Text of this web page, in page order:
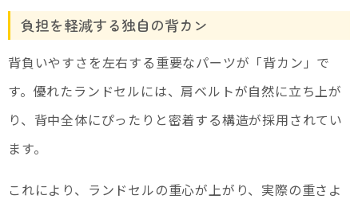
負担を軽減する独自の背カン
背負いやすさを左右する重要なパーツが「背カン」で
す。優れたランドセルには、肩ベルトが自然に立ち上が
り、背中全体にぴったりと密着する構造が採用されてい
ます。
これにより、ランドセルの重心が上がり、実際の重さよ